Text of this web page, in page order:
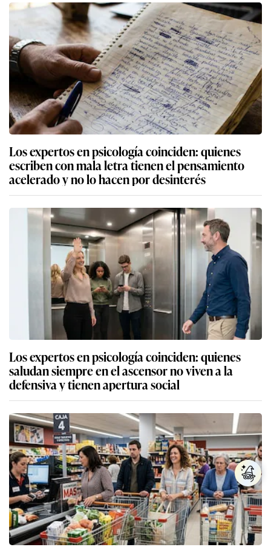
Los expertos en psicología coinciden: quienes
escriben con mala letra tienen el pensamiento
acelerado y no lo hacen por desinterés
Los expertos en psicología coinciden: quienes
saludan siempre en el ascensor no viven a la
defensiva y tienen apertura social